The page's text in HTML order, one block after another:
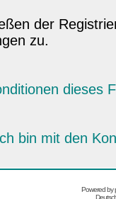
der
zu.
dieses
bin mit den
Powered by